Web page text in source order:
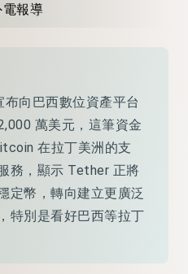
電報導
向巴西數位資產平台
萬美元，這筆資金
在拉丁美洲的支
務，顯示 Tether 正將
定幣，轉向建立更廣泛
特別是看好巴西等拉丁